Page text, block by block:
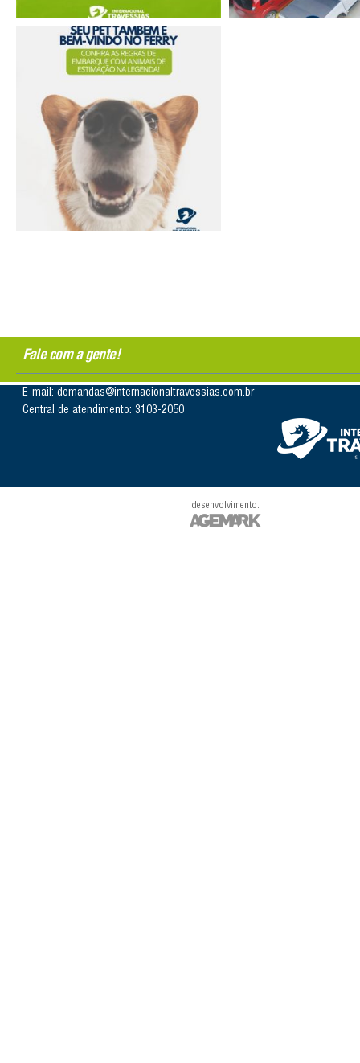
Fale com a gente!
E-mail: demandas@internacionaltravessias.com.br
Central de atendimento: 3103-2050
desenvolvimento: